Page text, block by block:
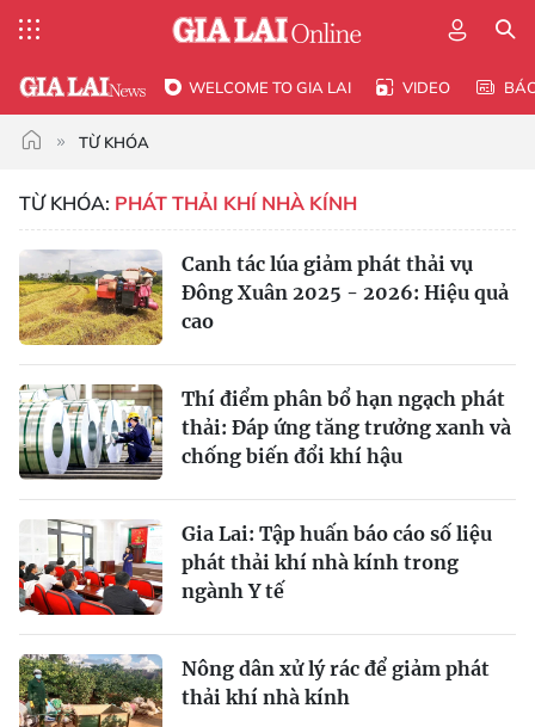
WELCOME TO GIA LAI VIDEO
TỪ KHÓA
TỪ KHÓA: PHÁT THẢI KHÍ NHÀ KÍNH
Canh tác lúa giảm phát thải vụ
Đông Xuân 2025 - 2026: Hiệu quả
cao
Thí điểm phân bổ hạn ngạch phát
thải: Ðáp ứng tăng trưởng xanh và
chống biến đổi khí hậu
Gia Lai: Tập huấn báo cáo số liệu
phát thải khí nhà kính trong
ngành Y tế
Nông dân xử lý rác để giảm phát
thải khí nhà kính